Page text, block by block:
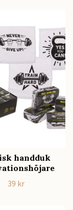
handduk
39 kr